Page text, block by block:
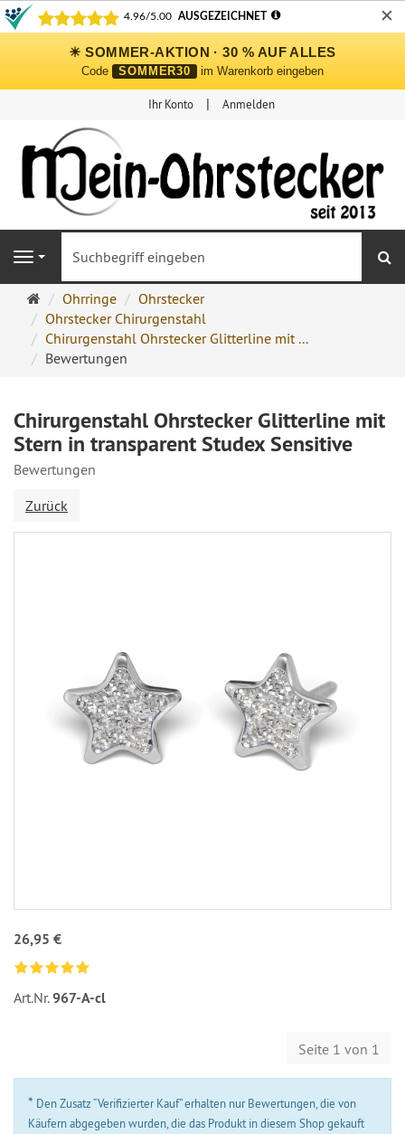
✕
☀ SOMMER-AKTION · 30 % AUF ALLES
Code SOMMER30 im Warenkorb eingeben
Ihr Konto Anmelden
Navigation
Ohrringe
Ohrstecker
Onlineshop
Ohrringe
Ohrstecker
Ohrstecker Chirurgenstahl
Chirurgenstahl Ohrstecker Glitterline mit ...
Bewertungen
Chirurgenstahl Ohrstecker Glitterline mit
Stern in transparent Studex Sensitive
Bewertungen
Zurück
26,95 €
Art.Nr.967-A-cl
Seite 1 von 1
* Den Zusatz “Verifizierter Kauf” erhalten nur Bewertungen, die von
Käufern abgegeben wurden, die das Produkt in diesem Shop gekauft